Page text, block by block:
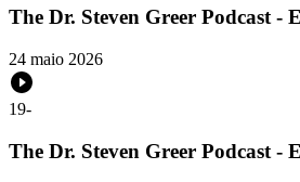
The Dr. Steven Greer Podcast -
24 maio 2026
19-
The Dr. Steven Greer Podcast -